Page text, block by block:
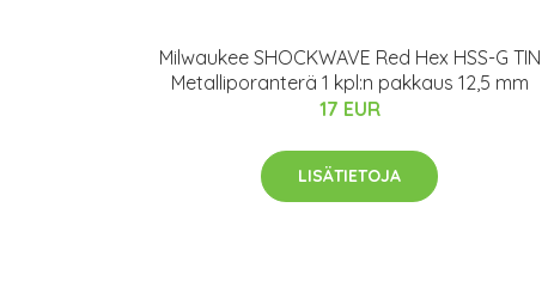
Milwaukee SHOCKWAVE Red Hex HSS-G TIN
Metalliporanterä 1 kpl:n pakkaus 12,5 mm
17 EUR
LISÄTIETOJA